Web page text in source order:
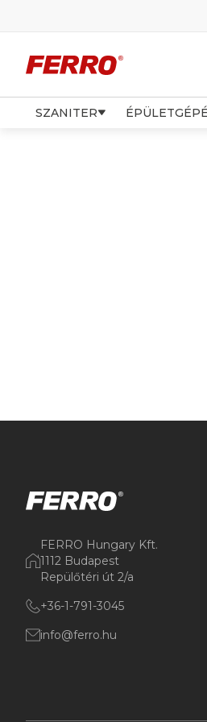
SZANITER
FERRO Hungary Kft.
1112 Budapest
Repülőtéri út 2/a
+36-1-791-3045
info@ferro.hu